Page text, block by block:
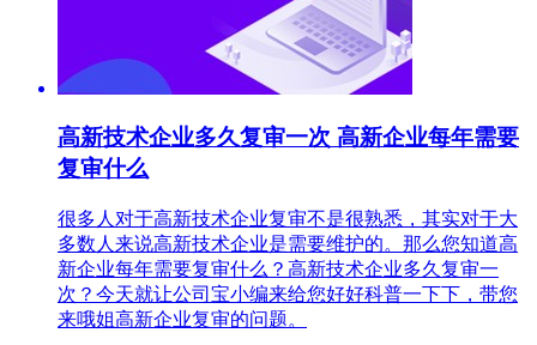
高新技术企业多久复审一次 高新企业每年需要
复审什么
很多人对于高新技术企业复审不是很熟悉，其实对于大
多数人来说高新技术企业是需要维护的。那么您知道高
新企业每年需要复审什么？高新技术企业多久复审一
次？今天就让公司宝小编来给您好好科普一下下，带您
来哦姐高新企业复审的问题。